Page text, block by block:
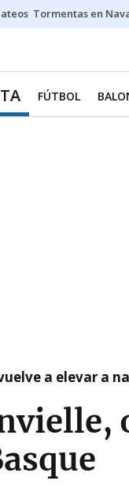
Tormentas en
FÚTBOL
a elevar a